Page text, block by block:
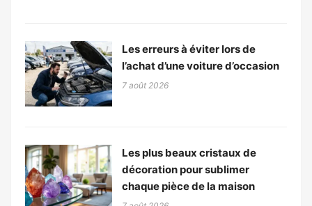
Les erreurs à éviter lors de
l’achat d’une voiture d’occasion
7 août 2026
Les plus beaux cristaux de
décoration pour sublimer
chaque pièce de la maison